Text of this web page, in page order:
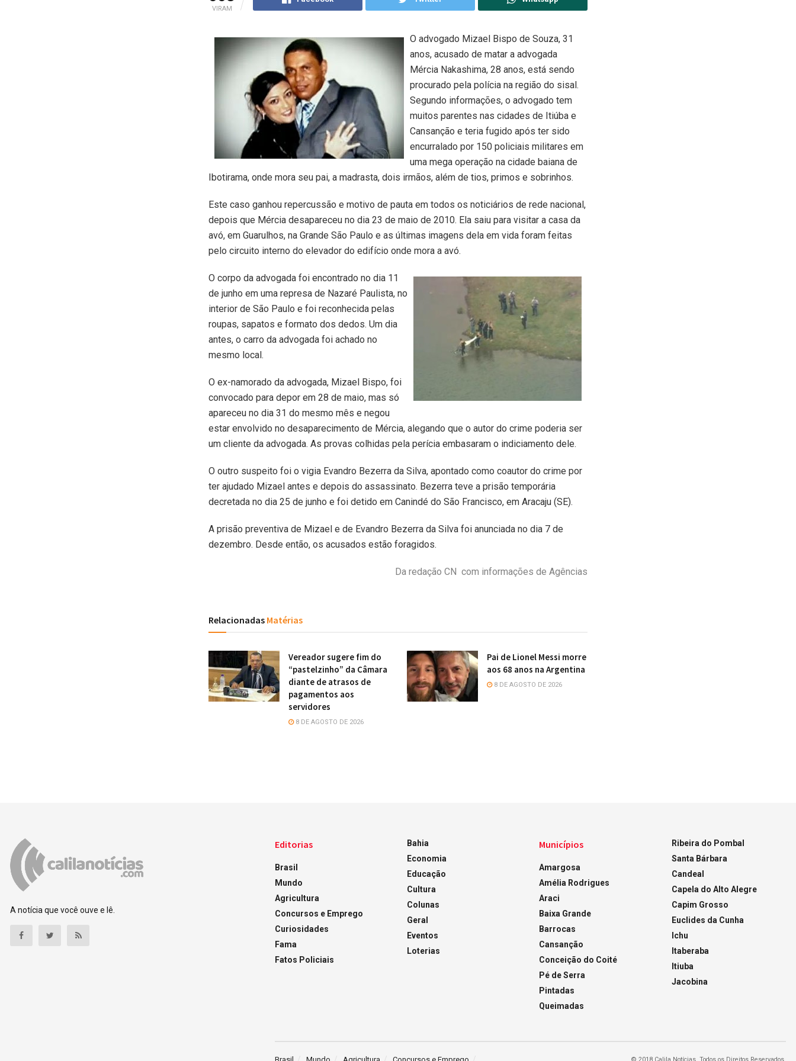
VIRAM
O advogado Mizael Bispo de Souza, 31
anos, acusado de matar a advogada
Mércia Nakashima, 28 anos, está sendo
procurado pela polícia na região do sisal.
Segundo informações, o advogado tem
muitos parentes nas cidades de Itiúba e
Cansanção e teria fugido após ter sido
encurralado por 150 policiais militares em
uma mega operação na cidade baiana de
Ibotirama, onde mora seu pai, a madrasta, dois irmãos, além de tios, primos e sobrinhos.
Este caso ganhou repercussão e motivo de pauta em todos os noticiários de rede nacional,
depois que Mércia desapareceu no dia 23 de maio de 2010. Ela saiu para visitar a casa da
avó, em Guarulhos, na Grande São Paulo e as últimas imagens dela em vida foram feitas
pelo circuito interno do elevador do edifício onde mora a avó.
O corpo da advogada foi encontrado no dia 11
de junho em uma represa de Nazaré Paulista, no
interior de São Paulo e foi reconhecida pelas
roupas, sapatos e formato dos dedos. Um dia
antes, o carro da advogada foi achado no
mesmo local.
O ex-namorado da advogada, Mizael Bispo, foi
convocado para depor em 28 de maio, mas só
apareceu no dia 31 do mesmo mês e negou
estar envolvido no desaparecimento de Mércia, alegando que o autor do crime poderia ser
um cliente da advogada. As provas colhidas pela perícia embasaram o indiciamento dele.
O outro suspeito foi o vigia Evandro Bezerra da Silva, apontado como coautor do crime por
ter ajudado Mizael antes e depois do assassinato. Bezerra teve a prisão temporária
decretada no dia 25 de junho e foi detido em Canindé do São Francisco, em Aracaju (SE).
A prisão preventiva de Mizael e de Evandro Bezerra da Silva foi anunciada no dia 7 de
dezembro. Desde então, os acusados estão foragidos.
Da redação CN com informações de Agências
Relacionadas Matérias
Vereador sugere fim do
“pastelzinho” da Câmara
diante de atrasos de
pagamentos aos
servidores
8 DE AGOSTO DE 2026
Pai de Lionel Messi morre
aos 68 anos na Argentina
8 DE AGOSTO DE 2026
A notícia que você ouve e lê.
Editorias
Brasil
Mundo
Agricultura
Concursos e Emprego
Curiosidades
Fama
Fatos Policiais
Bahia
Economia
Educação
Cultura
Colunas
Geral
Eventos
Loterias
Municípios
Amargosa
Amélia Rodrigues
Araci
Baixa Grande
Barrocas
Cansanção
Conceição do Coité
Pé de Serra
Pintadas
Queimadas
Ribeira do Pombal
Santa Bárbara
Candeal
Capela do Alto Alegre
Capim Grosso
Euclides da Cunha
Ichu
Itaberaba
Itiuba
Jacobina